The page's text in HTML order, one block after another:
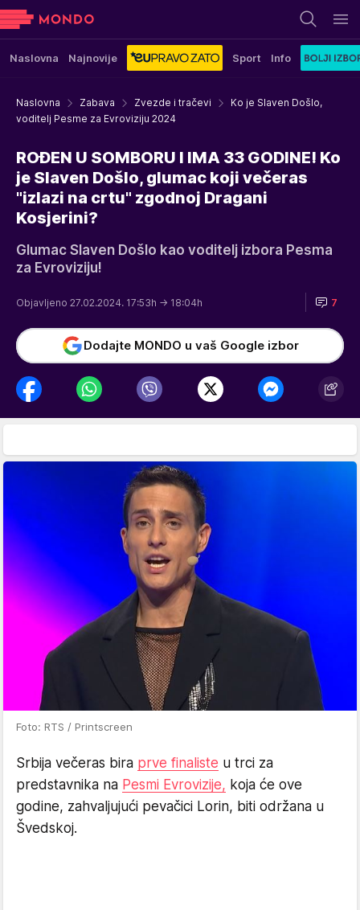
Naslovna Najnovije Sport Info
Naslovna Zabava Zvezde i tračevi
Ko je Slaven Došlo,
voditelj Pesme za Evroviziju 2024
ROĐEN U SOMBORU I IMA 33 GODINE! Ko
je Slaven Došlo, glumac koji večeras
"izlazi na crtu" zgodnoj Dragani
Kosjerini?
Glumac Slaven Došlo kao voditelj izbora Pesma
za Evroviziju!
Objavljeno 27.02.2024. 17:53h → 18:04h 7
Dodajte MONDO u vaš Google izbor
Foto: RTS / Printscreen
Srbija večeras bira prve finaliste u trci za
predstavnika na Pesmi Evrovizije, koja će ove
godine, zahvaljujući pevačici Lorin, biti održana u
Švedskoj.